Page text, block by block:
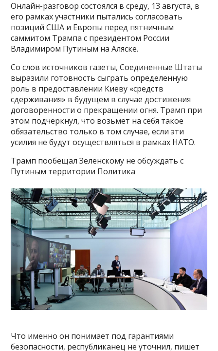
Онлайн-разговор состоялся в среду, 13 августа, в
его рамках участники пытались согласовать
позиций США и Европы перед пятничным
саммитом Трампа с президентом России
Владимиром Путиным на Аляске.
Со слов источников газеты, Соединенные Штаты
выразили готовность сыграть определенную
роль в предоставлении Киеву «средств
сдерживания» в будущем в случае достижения
договоренности о прекращении огня. Трамп при
этом подчеркнул, что возьмет на себя такое
обязательство только в том случае, если эти
усилия не будут осуществляться в рамках НАТО.
Трамп пообещал Зеленскому не обсуждать с
Путиным территории Политика
Что именно он понимает под гарантиями
безопасности, республиканец не уточнил, пишет